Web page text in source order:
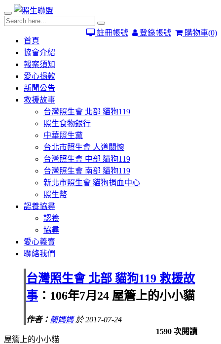
購物車(0)
登錄帳號
註冊帳號
首頁
協會介紹
報案須知
愛心捐款
新聞公告
救援故事
台灣照生會 北部 貓狗119
照生食物銀行
中華照生黨
台北市照生會 人道關懷
台灣照生會 中部 貓狗119
台灣照生會 南部 貓狗119
新北市照生會 貓狗捐血中心
照生幣
認養協尋
認養
協尋
愛心義賣
聯絡我們
台灣照生會 北部 貓狗119 救援故
事 ：106年7月24 屋簷上的小小貓
作者： 蘭媽媽於 2017-07-24
1590 次閱讀
屋簷上的小小貓